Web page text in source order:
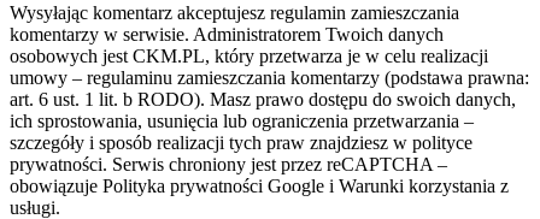
Wysyłając komentarz akceptujesz regulamin zamieszczania
komentarzy w serwisie. Administratorem Twoich danych
osobowych jest CKM.PL, który przetwarza je w celu realizacji
umowy – regulaminu zamieszczania komentarzy (podstawa prawna:
art. 6 ust. 1 lit. b RODO). Masz prawo dostępu do swoich danych,
ich sprostowania, usunięcia lub ograniczenia przetwarzania –
szczegóły i sposób realizacji tych praw znajdziesz w polityce
prywatności. Serwis chroniony jest przez reCAPTCHA –
obowiązuje Polityka prywatności Google i Warunki korzystania z
usługi.